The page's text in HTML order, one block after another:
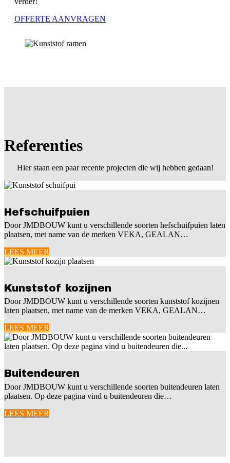
OFFERTE AANVRAGEN
Referenties
Hier staan een paar recente projecten die wij hebben gedaan!
Hefschuifpuien
Door JMDBOUW kunt u verschillende soorten hefschuifpuien laten
plaatsen, met name van de merken VEKA, GEALAN…
LEES MEER
Kunststof kozijnen
Door JMDBOUW kunt u verschillende soorten kunststof kozijnen
laten plaatsen, met name van de merken VEKA, GEALAN…
LEES MEER
Buitendeuren
Door JMDBOUW kunt u verschillende soorten buitendeuren laten
plaatsen. Op deze pagina vind u buitendeuren die…
LEES MEER